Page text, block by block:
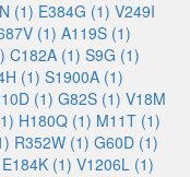
(1) E384G (1) V249I
(1) A119S (1)
C182A (1) S9G (1)
(1) S1900A (1)
(1) G82S (1) V18M
H180Q (1) M11T (1)
R352W (1) G60D (1)
E184K (1) V1206L (1)